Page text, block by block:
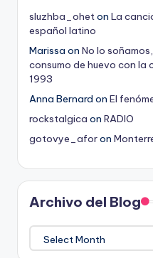
sluzhba_oheton La
español latino
Marissa on No lo
consumo de huevo con la
1993
Anna Bernard on El
rockstalgica on RADIO
gotovye_aforon
Archivo del Blog
Archivo
del